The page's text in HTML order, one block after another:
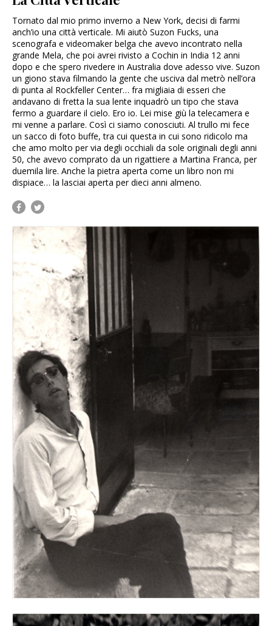
Tornato dal mio primo inverno a New York, decisi di farmi
anch’io una città verticale. Mi aiutò Suzon Fucks, una
scenografa e videomaker belga che avevo incontrato nella
grande Mela, che poi avrei rivisto a Cochin in India 12 anni
dopo e che spero rivedere in Australia dove adesso vive. Suzon
un giono stava filmando la gente che usciva dal metrò nell’ora
di punta al Rockfeller Center… fra migliaia di esseri che
andavano di fretta la sua lente inquadrò un tipo che stava
fermo a guardare il cielo. Ero io. Lei mise giù la telecamera e
mi venne a parlare. Così ci siamo conosciuti. Al trullo mi fece
un sacco di foto buffe, tra cui questa in cui sono ridicolo ma
che amo molto per via degli occhiali da sole originali degli anni
50, che avevo comprato da un rigattiere a Martina Franca, per
duemila lire. Anche la pietra aperta come un libro non mi
dispiace… la lasciai aperta per dieci anni almeno.